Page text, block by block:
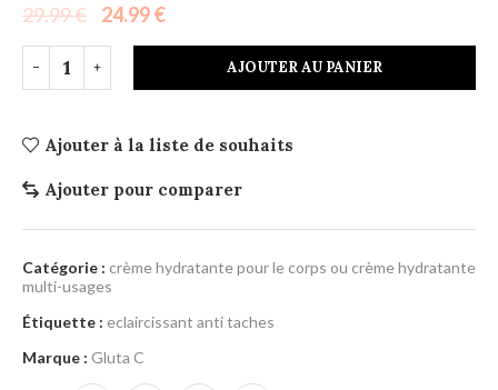
29.99€ 24.99€
AJOUTER AU PANIER
Ajouter à la liste de souhaits
Ajouter pour comparer
Catégorie : crème hydratante pour le corps ou crème hydratante
multi-usages
Étiquette : eclaircissant anti taches
Marque : Gluta C